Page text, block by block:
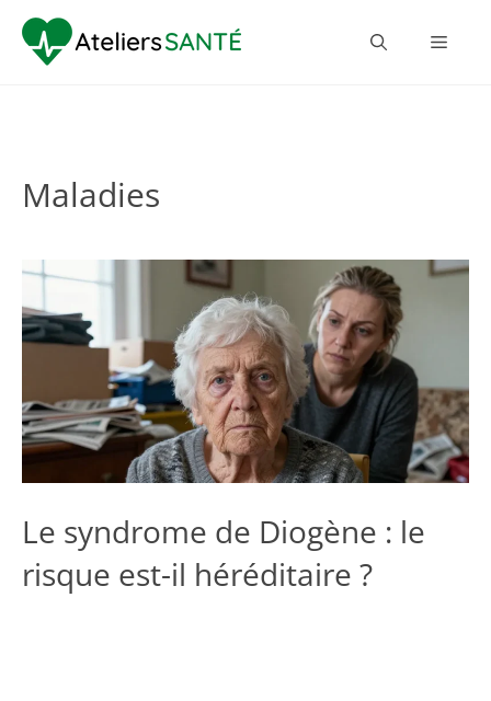
Maladies
Le syndrome de Diogène : le
risque est-il héréditaire ?